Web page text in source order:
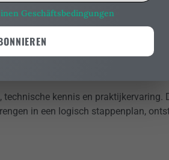
die je nu maakt.
verduurzaming geen tijdelijke
bedrijfspand dat meegroeit met de
kennis en praktijkervaring.
in een logisch stappenplan,
Geschäftsbedingungen